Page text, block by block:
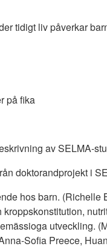
tidigt liv påverkar
på fika
av SELMA-
doktorandprojekt i
hos barn. (Richelle
utveckling.
Sofia Preece,